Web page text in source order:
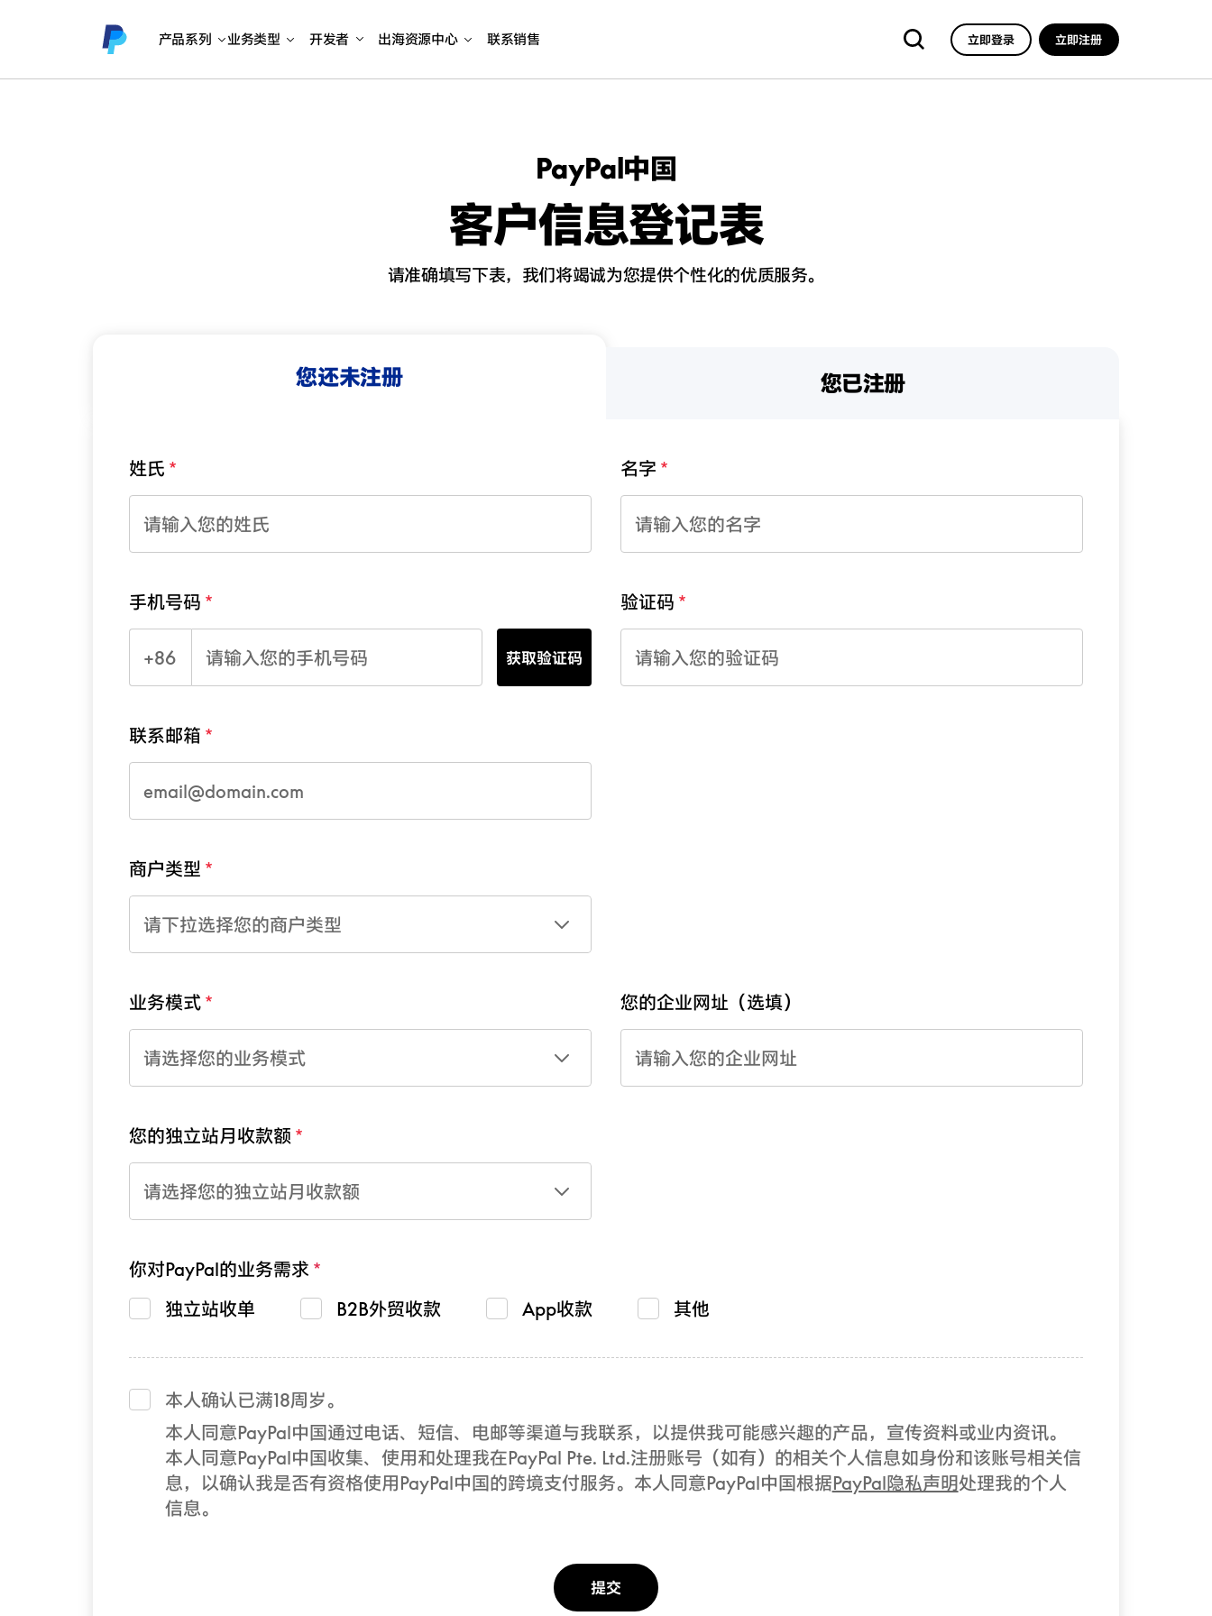
产品系列 业务类型 开发者 出海资源中心 联系销售 立即登录 立即注册
PayPal中国
客户信息登记表
请准确填写下表，我们将竭诚为您提供个性化的优质服务。
您还未注册 您已注册
姓氏 名字
手机号码
+86 获取验证码
验证码
联系邮箱
商户类型
请下拉选择您的商户类型
业务模式
请选择您的业务模式
您的企业网址（选填）
您的独立站月收款额
请选择您的独立站月收款额
你对PayPal的业务需求
独立站收单
B2B外贸收款 App收款 其他
本人确认已满18周岁。
本人同意PayPal中国通过电话、短信、电邮等渠道与我联系，以提供我可能感兴趣的产品，宣传资料或业内资讯。
本人同意PayPal中国收集、使用和处理我在PayPal Pte. Ltd.注册账号（如有）的相关个人信息如身份和该账号相关信
息，以确认我是否有资格使用PayPal中国的跨境支付服务。本人同意PayPal中国根据PayPal隐私声明处理我的个人
信息。
提交